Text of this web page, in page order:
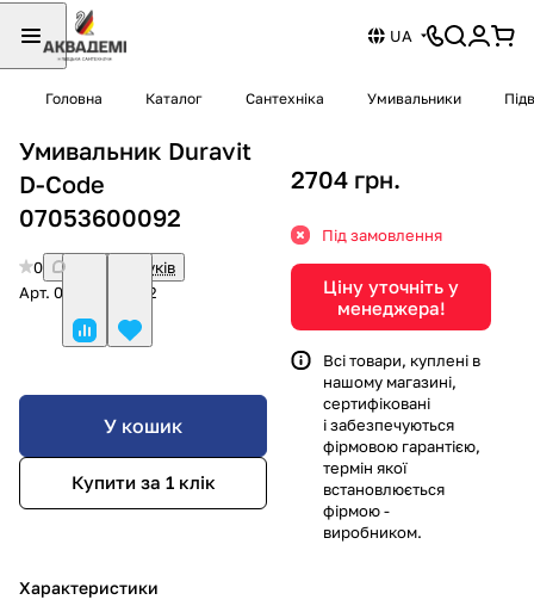
UA
Головна Каталог Сантехніка Умивальники
Умивальник Duravit
D-Code
07053600092
0
Немає відгуків
Арт. 07053600092
У кошик
Купити за 1 клiк
Характеристики
2704 грн.
Під замовлення
Ціну уточніть у
менеджера!
Всі товари, куплені в
нашому магазині,
сертифіковані
і забезпечуються
фірмовою гарантією,
термін якої
встановлюється
фірмою -
виробником.